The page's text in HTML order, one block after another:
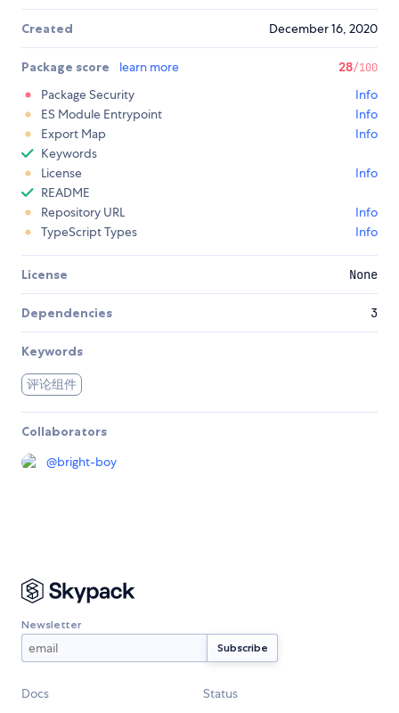
Created December 16, 2020
Package score learn more 28/100
Package Security
Info
ES Module Entrypoint
Info
Export Map
Info
Keywords
License
Info
README
Repository URL
Info
TypeScript Types
Info
License None
Dependencies 3
Keywords
评论组件
Collaborators
@bright-boy
Newsletter
Docs
Status